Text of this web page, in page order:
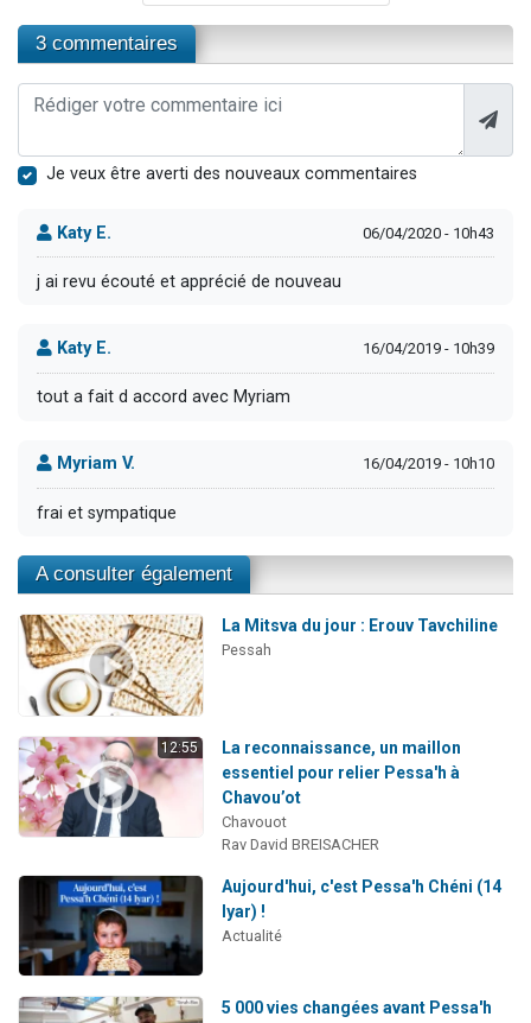
3 commentaires
Je veux être averti des nouveaux commentaires
Katy E. 06/04/2020 - 10h43
j ai revu écouté et apprécié de nouveau
Katy E. 16/04/2019 - 10h39
tout a fait d accord avec Myriam
Myriam V. 16/04/2019 - 10h10
frai et sympatique
A consulter également
La Mitsva du jour : Erouv Tavchiline
Pessah
12:55
La reconnaissance, un maillon
essentiel pour relier Pessa'h à
Chavou’ot
Chavouot
Rav David BREISACHER
Aujourd'hui, c'est Pessa'h Chéni (14
Iyar) !
Actualité
5 000 vies changées avant Pessa'h